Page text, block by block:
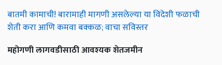
बातमी कामाची! बारामाही मागणी असलेल्या या विदेशी फळाची
शेती करा आणि कमवा बक्कळ; वाचा सविस्तर
महोगणी लागवडीसाठी आवश्‍यक शेतजमीन